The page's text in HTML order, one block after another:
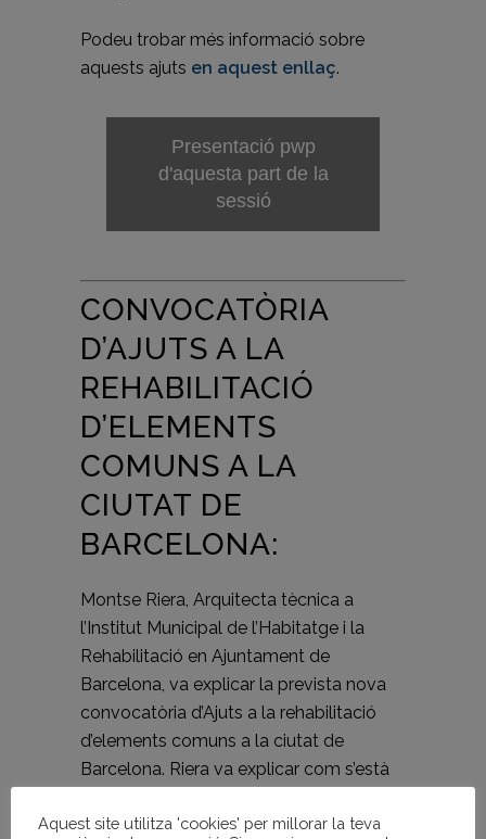
Podeu trobar més informació sobre
aquests ajuts en aquest enllaç.
Presentació pwp
d'aquesta part de la
sessió
CONVOCATÒRIA
D’AJUTS A LA
REHABILITACIÓ
D’ELEMENTS
COMUNS A LA
CIUTAT DE
BARCELONA:
Montse Riera, Arquitecta tècnica a
l’Institut Municipal de l’Habitatge i la
Rehabilitació en Ajuntament de
Barcelona, va explicar la prevista nova
convocatòria d’Ajuts a la rehabilitació
d’elements comuns a la ciutat de
Barcelona. Riera va explicar com s’està
competitiva per l’atorgament d’ajuts, tot i
Aquest site utilitza 'cookies' per millorar la teva